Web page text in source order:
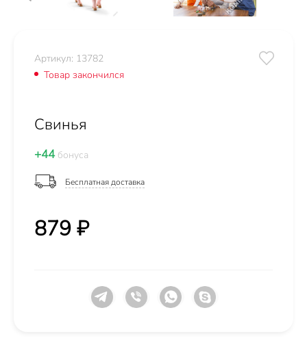
Артикул: 13782
Товар закончился
Свинья
+44бонуса
Бесплатная доставка
879 ₽